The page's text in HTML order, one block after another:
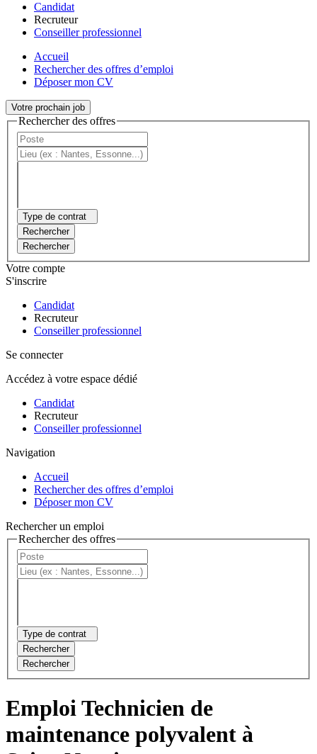
Candidat
Recruteur
Conseiller professionnel
Accueil
Rechercher des offres d’emploi
Déposer mon CV
Votre prochain job
Rechercher des offres
Type de contrat
Rechercher
Rechercher
Votre compte
S'inscrire
Candidat
Recruteur
Conseiller professionnel
Se connecter
Accédez à votre espace dédié
Candidat
Recruteur
Conseiller professionnel
Navigation
Accueil
Rechercher des offres d’emploi
Déposer mon CV
Rechercher un emploi
Rechercher des offres
Type de contrat
Rechercher
Rechercher
Emploi Technicien de
maintenance polyvalent à